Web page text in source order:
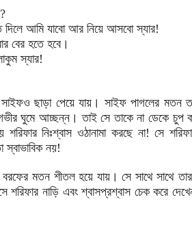
আমি যাবো আর নিয়ে আসবো স্যার!
বের হতে হবে।
স্যার!
ছাড়া পেয়ে যায়। সাইফ পাগলের মতন তার
ঘুমে আচ্ছন্ন। তাই সে তাকে না ডেকে চুপ
নিঃশ্বাস ওঠানামা করছে না! সে
স্বাভাবিক নয়!
মতন শীতল হয়ে যায়। সে সাথে সাথে
নাড়ি এবং শ্বাসপ্রশ্বাস চেক করে